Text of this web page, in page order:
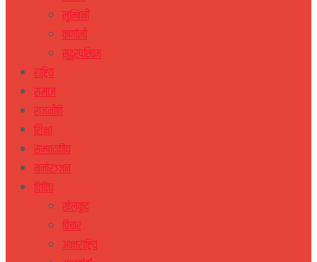
लुम्बिनी
कर्णाली
सुदुरपस्चिम
राष्ट्रिय
समाज
राजनीति
शिक्षा
सम्पादकीय
मनोरञ्जन
विविध
खेलकुद
विचार
अन्तराष्ट्रिय